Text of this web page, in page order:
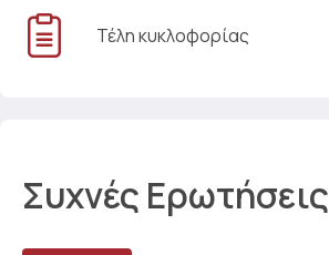
Τέλη κυκλοφορίας
Συχνές Ερωτήσεις